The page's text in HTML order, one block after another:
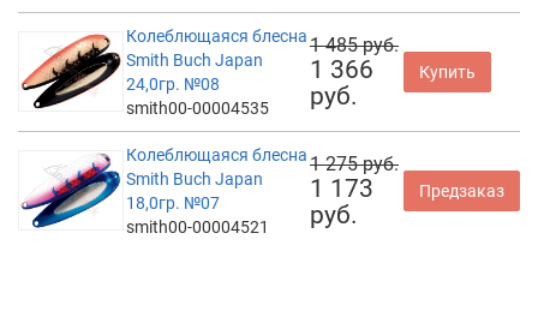
Колеблющаяся блесна
Smith Buch Japan
24,0гр. №08
smith00-00004535
1 485 руб.
1 366
руб.
Купить
Колеблющаяся блесна
Smith Buch Japan
18,0гр. №07
smith00-00004521
1 275 руб.
1 173
руб.
Предзаказ